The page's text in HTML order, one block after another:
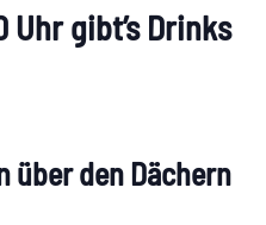
Uhr gibt’s Drinks
über den Dächern